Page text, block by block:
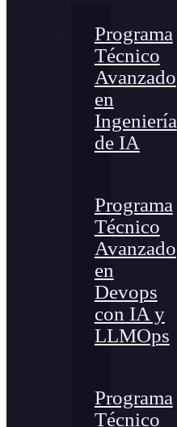
Programa
Técnico
Avanzado
en
Ingeniería
de IA
Programa
Técnico
Avanzado
en
Devops
con IA y
LLMOps
Programa
Técnico